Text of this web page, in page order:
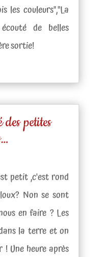
les couleurs","La
de belles
sortie!
des petites
petit ,c'est rond
Non se sont
en faire ? Les
la terre et on
! Une heure après